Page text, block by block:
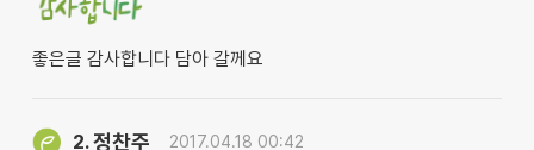
좋은글 감사합니다 담아 갈께요
2.정찬주 2017.04.18 00:42